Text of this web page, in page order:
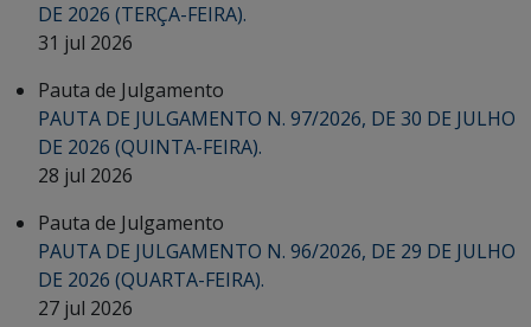
DE 2026 (TERÇA-FEIRA).
31 jul 2026
Pauta de Julgamento
PAUTA DE JULGAMENTO N. 97/2026, DE 30 DE JULHO
DE 2026 (QUINTA-FEIRA).
28 jul 2026
Pauta de Julgamento
PAUTA DE JULGAMENTO N. 96/2026, DE 29 DE JULHO
DE 2026 (QUARTA-FEIRA).
27 jul 2026